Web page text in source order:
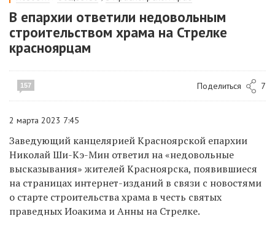
В епархии ответили недовольным
строительством храма на Стрелке
красноярцам
157 Поделиться 7
2 марта 2023 7:45
Заведующий канцелярией Красноярской епархии
Николай Ши-Кэ-Мин ответил на «недовольные
высказывания» жителей Красноярска, появившиеся
на страницах интернет-изданий в связи с новостями
о старте строительствахрама в честь святых
праведных Иоакима и Анны на Стрелке.